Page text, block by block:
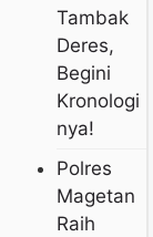
Tambak
Deres,
Begini
Kronologi
Nya!
Polres
Magetan
Raih